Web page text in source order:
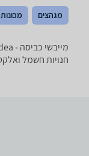
מגהצים
חנויות חשמל